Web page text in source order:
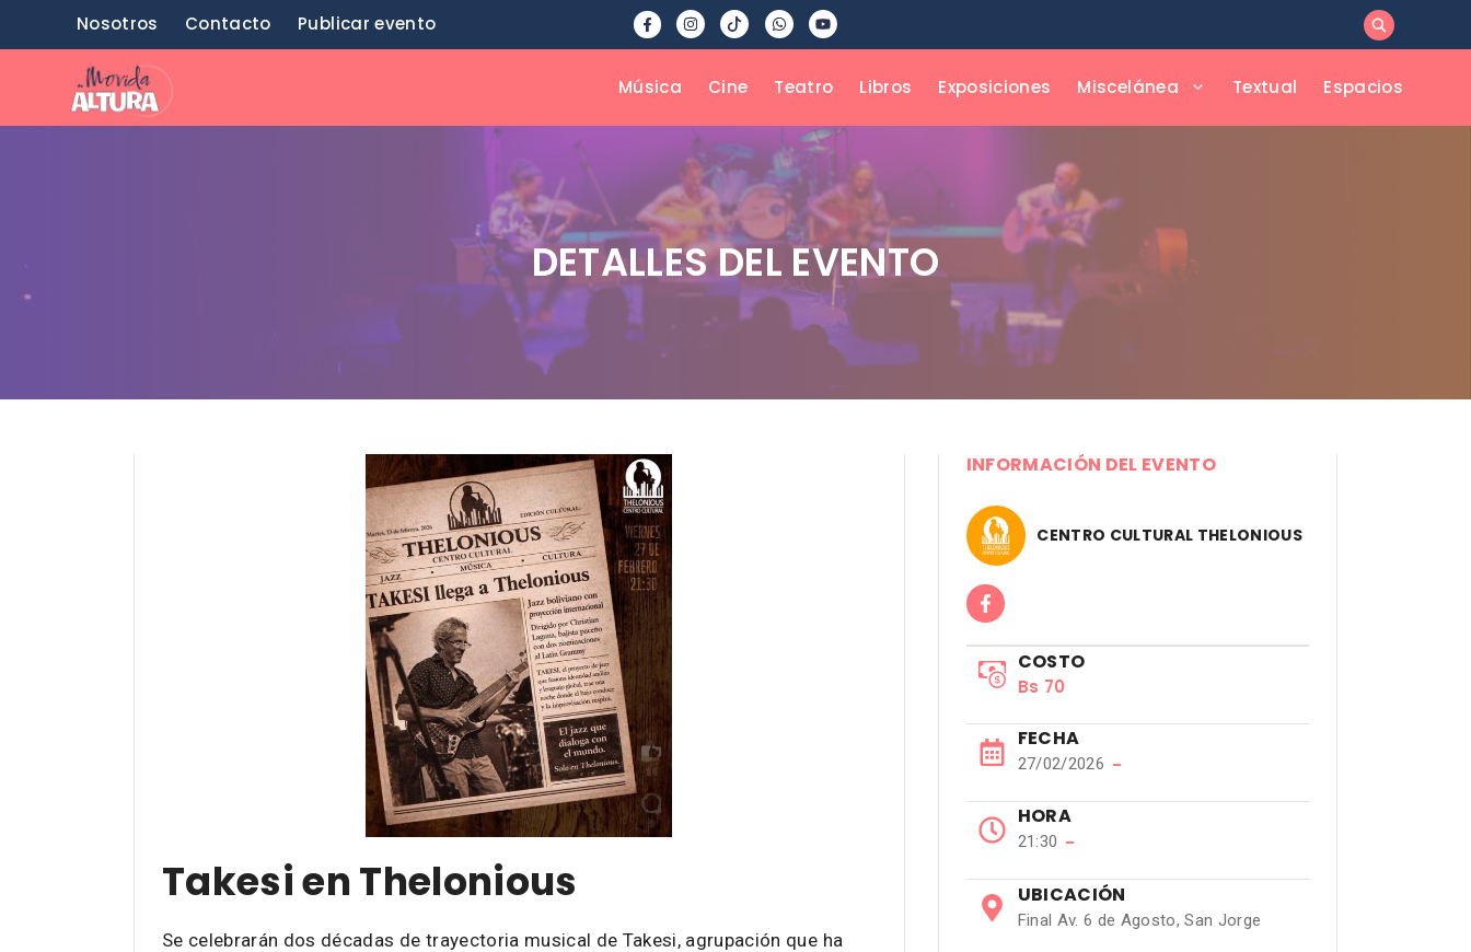
Nosotros Contacto Publicar evento
Música Cine Teatro Libros Exposiciones Miscelánea Textual Espacios
DETALLES DEL EVENTO
Takesi en Thelonious
Se celebrarán dos décadas de trayectoria musical de Takesi, agrupación que ha
INFORMACIÓN DEL EVENTO
CENTRO CULTURAL THELONIOUS
COSTO
Bs 70
FECHA
27/02/2026 −
HORA
21:30 −
UBICACIÓN
Final Av. 6 de Agosto, San Jorge